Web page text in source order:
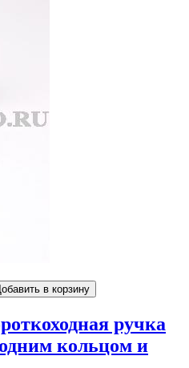
ручка
одним кольцом и